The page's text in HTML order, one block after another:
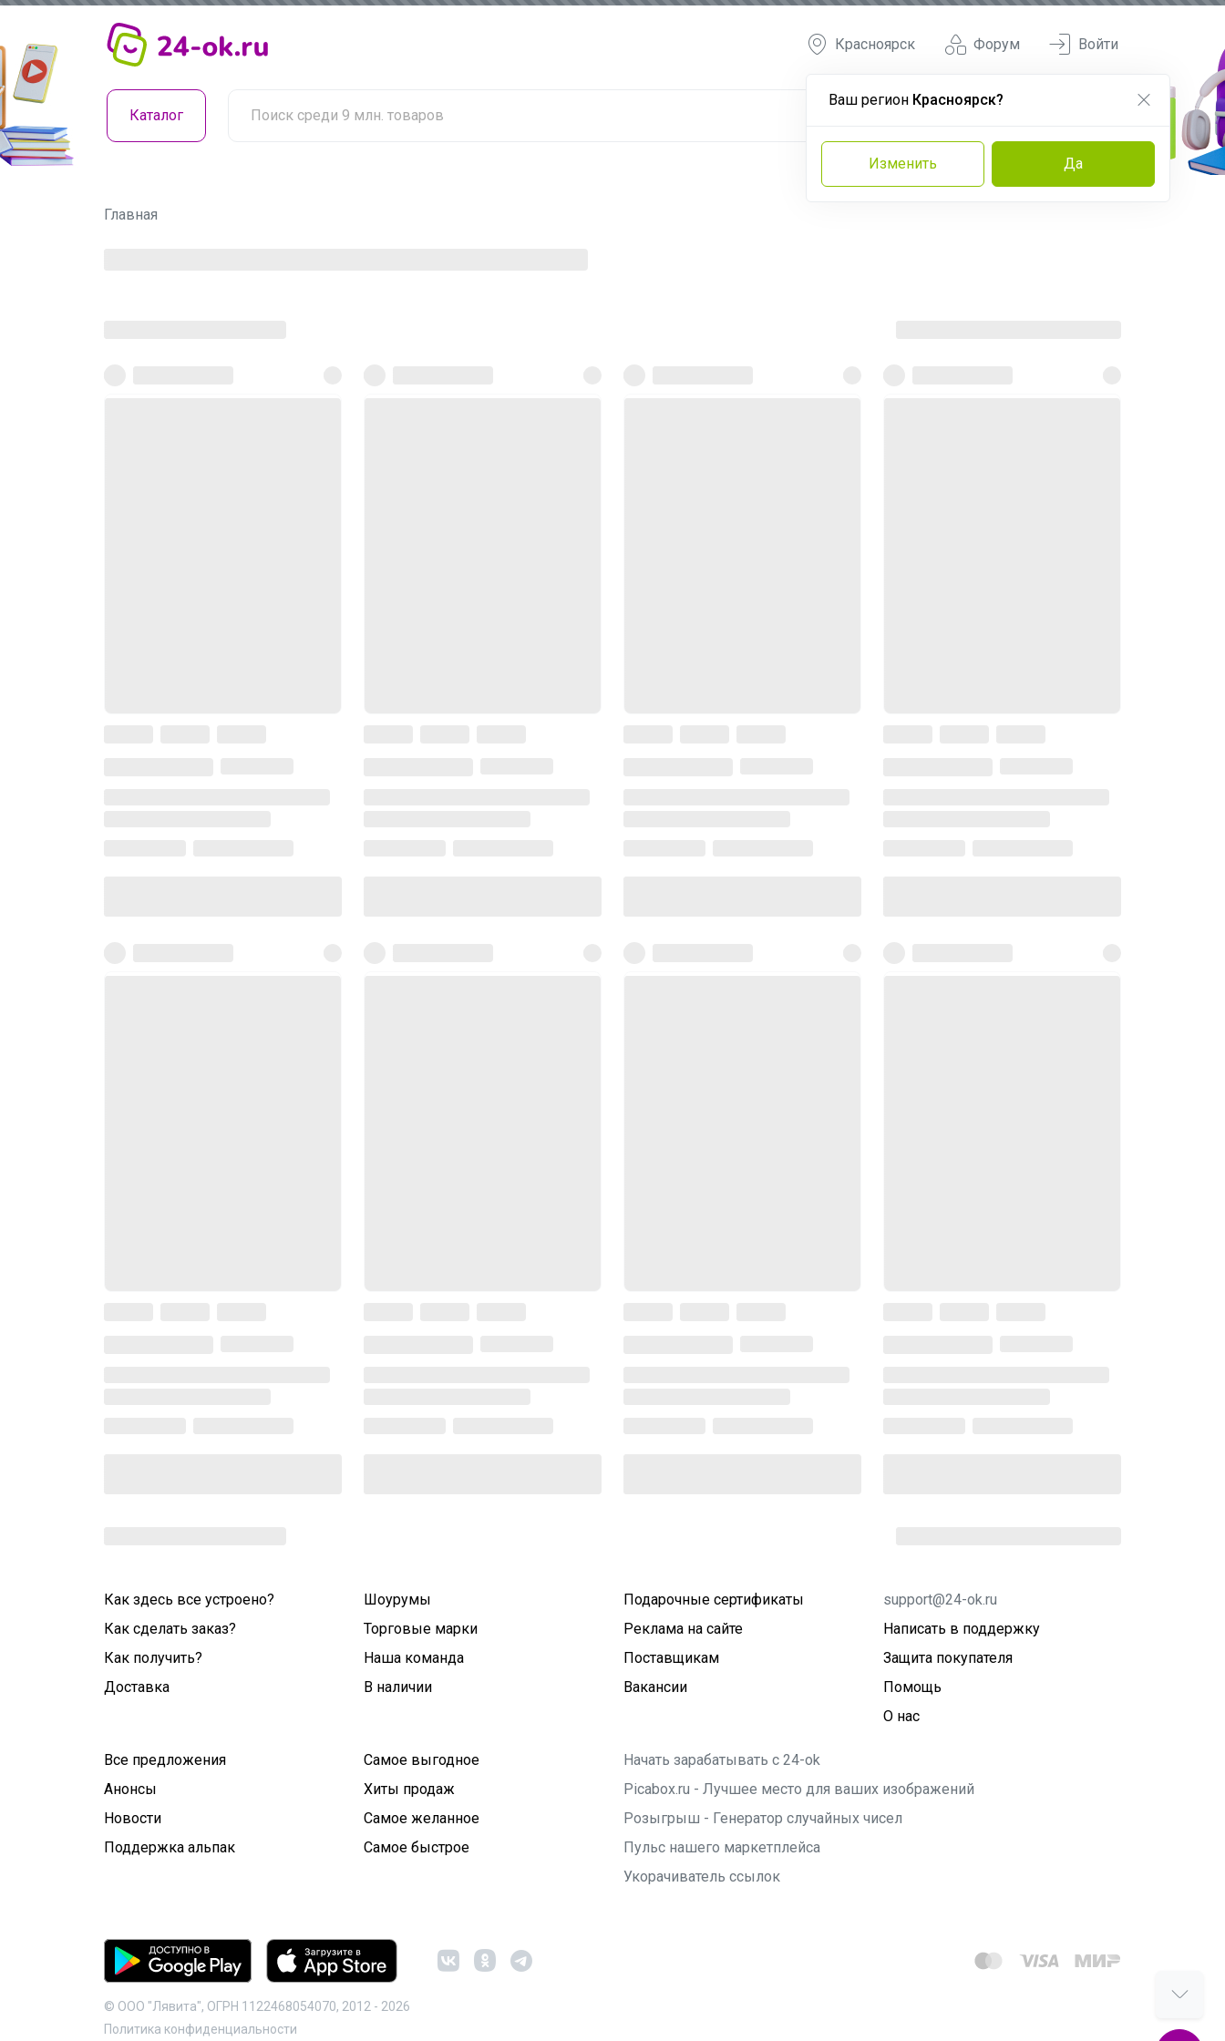
Форум
Красноярск
Ваш регион Красноярск?
Изменить Да
Войти
Каталог
Главная
Как здесь все устроено?
Как сделать заказ?
Как получить?
Доставка
Шоурумы
Торговые марки
Наша команда
В наличии
Подарочные сертификаты
Реклама на сайте
Поставщикам
Вакансии
support@24-ok.ru
Написать в поддержку
Защита покупателя
Помощь
О нас
Все предложения
Анонсы
Новости
Поддержка альпак
Самое выгодное
Хиты продаж
Самое желанное
Самое быстрое
Начать зарабатывать с 24-ok
Picabox.ru - Лучшее место для ваших изображений
Розыгрыш - Генератор случайных чисел
Пульс нашего маркетплейса
Укорачиватель ссылок
© ООО "Лявита", ОГРН 1122468054070, 2012 - 2026
Политика конфиденциальности